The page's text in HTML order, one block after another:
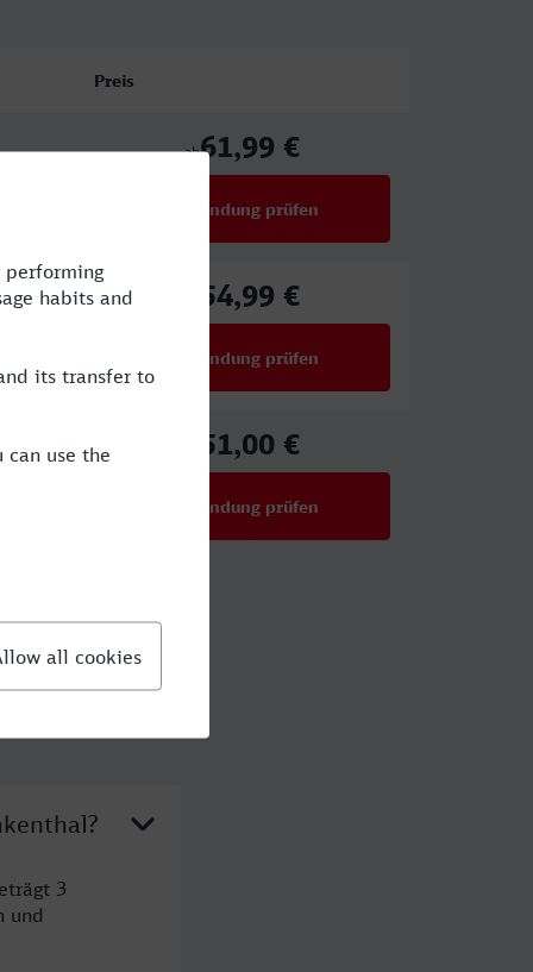
Preis
ab61,99 €
Verbindung prüfen
54,99 €
Verbindung prüfen
51,00 €
Verbindung prüfen
3
und